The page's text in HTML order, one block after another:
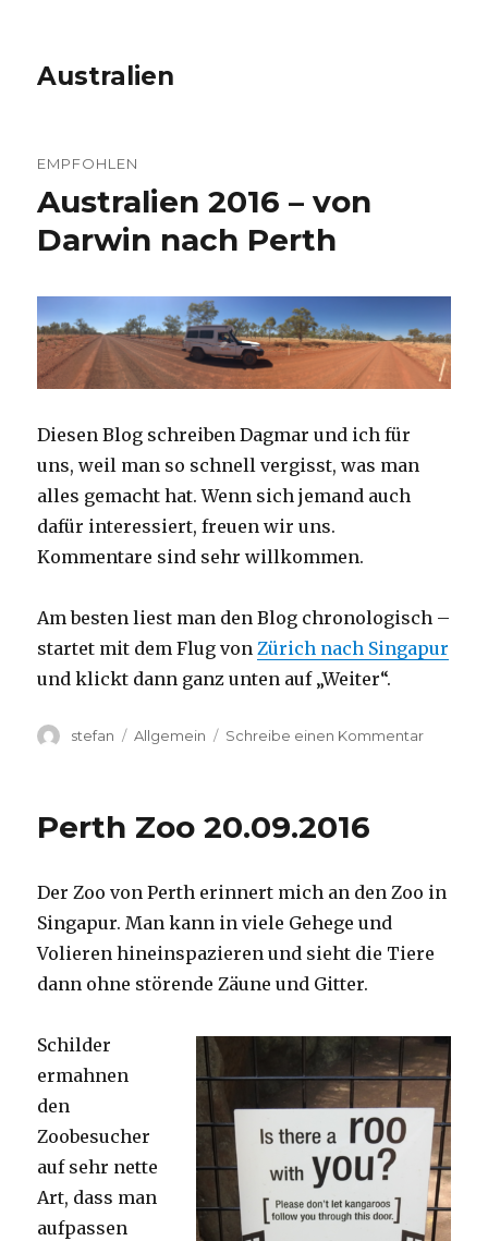
Australien
EMPFOHLEN
Australien 2016 – von
Darwin nach Perth
Diesen Blog schreiben Dagmar und ich für
uns, weil man so schnell vergisst, was man
alles gemacht hat. Wenn sich jemand auch
dafür interessiert, freuen wir uns.
Kommentare sind sehr willkommen.
Am besten liest man den Blog chronologisch –
startet mit dem Flug vonZürich nach Singapur
und klickt dann ganz unten auf „Weiter“.
Autor
stefan Kategorien
Allgemein Schreibe einen Kommentarzu
Perth
Perth Zoo 20.09.2016
Der Zoo von Perth erinnert mich an den Zoo in
Singapur. Man kann in viele Gehege und
Volieren hineinspazieren und sieht die Tiere
dann ohne störende Zäune und Gitter.
Schilder
ermahnen
den
Zoobesucher
auf sehr nette
Art, dass man
aufpassen